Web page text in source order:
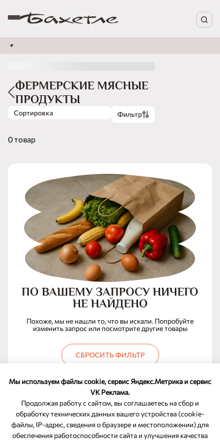
Мы используем файлы cookie, сервис Яндекс.Метрика и сервис
VK Реклама.
Продолжая работу с сайтом, вы соглашаетесь на сбор и
обработку технических данных вашего устройства (cookie-
файлы, IP-адрес, сведения о браузере и местоположении) для
обеспечения работоспособности сайта и улучшения качества
ФЕРМЕРСКИЕ МЯСНЫЕ
ПРОДУКТЫ
Сортировка Фильтр
0 товар
ПО ВАШЕМУ ЗАПРОСУ НИЧЕГО
НЕ НАЙДЕНО
Похоже, мы не нашли то, что вы искали. Попробуйте
изменить запрос или посмотрите другие товары
СБРОСИТЬ ФИЛЬТР
ОБРАТНАЯ СВЯЗЬ